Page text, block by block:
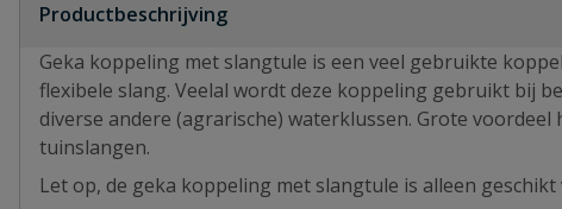
Productbeschrijving
Geka koppeling met slangtule is een veel gebruikte
flexibele slang. Veelal wordt deze koppeling gebruikt bij
diverse andere (agrarische) waterklussen. Grote
tuinslangen.
Let op, de geka koppeling met slangtule is alleen